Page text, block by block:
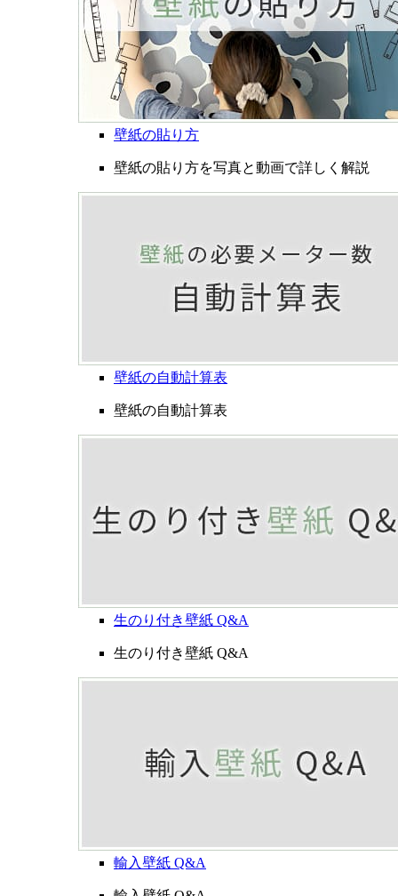
壁紙の貼り方
壁紙の貼り方を写真と動画で詳しく解説
壁紙の自動計算表
壁紙の自動計算表
生のり付き壁紙 Q&A
生のり付き壁紙 Q&A
輸入壁紙 Q&A